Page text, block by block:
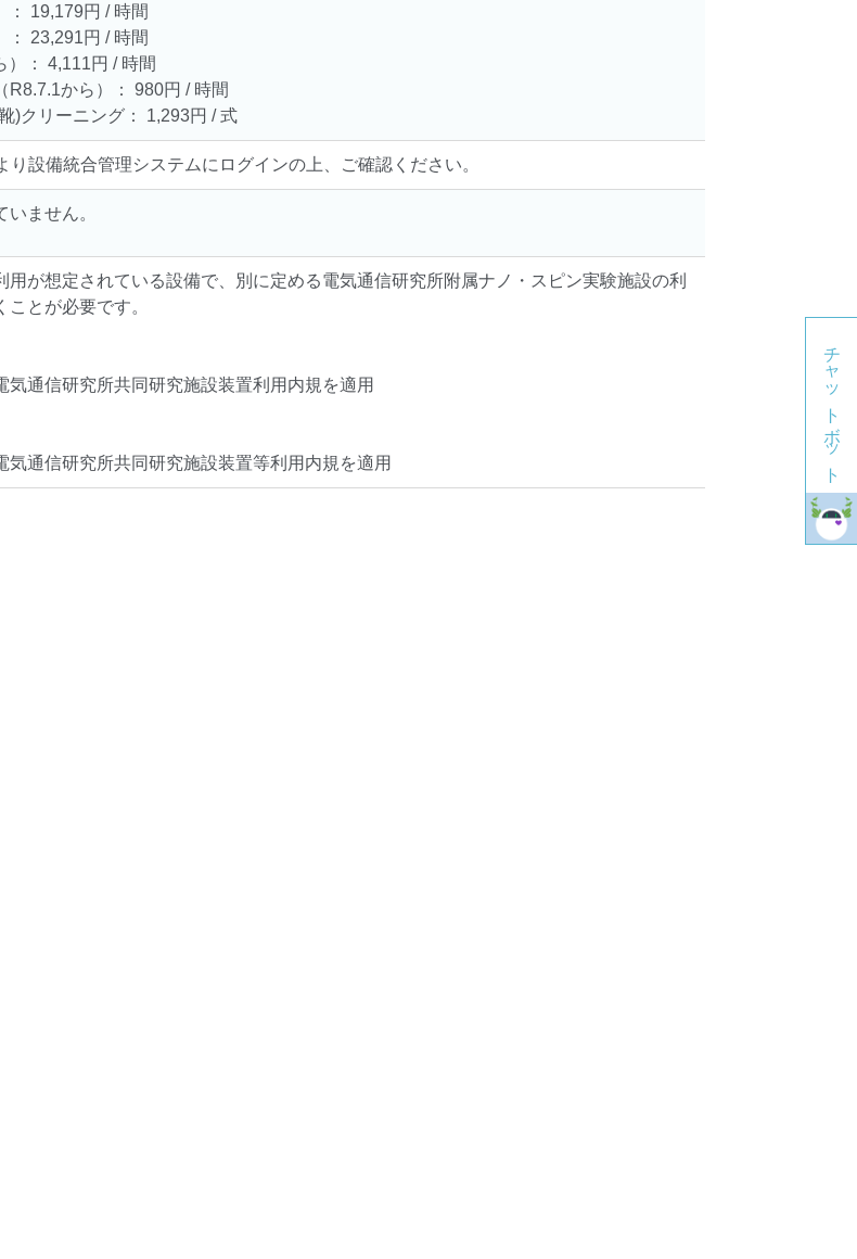
： 19,179円 / 時間
： 23,291円 / 時間
）： 4,111円 / 時間
R8.7.1から）： 980円 / 時間
)クリーニング： 1,293円 / 式
り設備統合管理システムにログインの上、ご確認ください。
ません。
用が想定されている設備で、別に定める電気通信研究所附属ナノ・スピン実験施設の利
とが必要です。
気通信研究所共同研究施設装置利用内規を適用
気通信研究所共同研究施設装置等利用内規を適用
チャットボット